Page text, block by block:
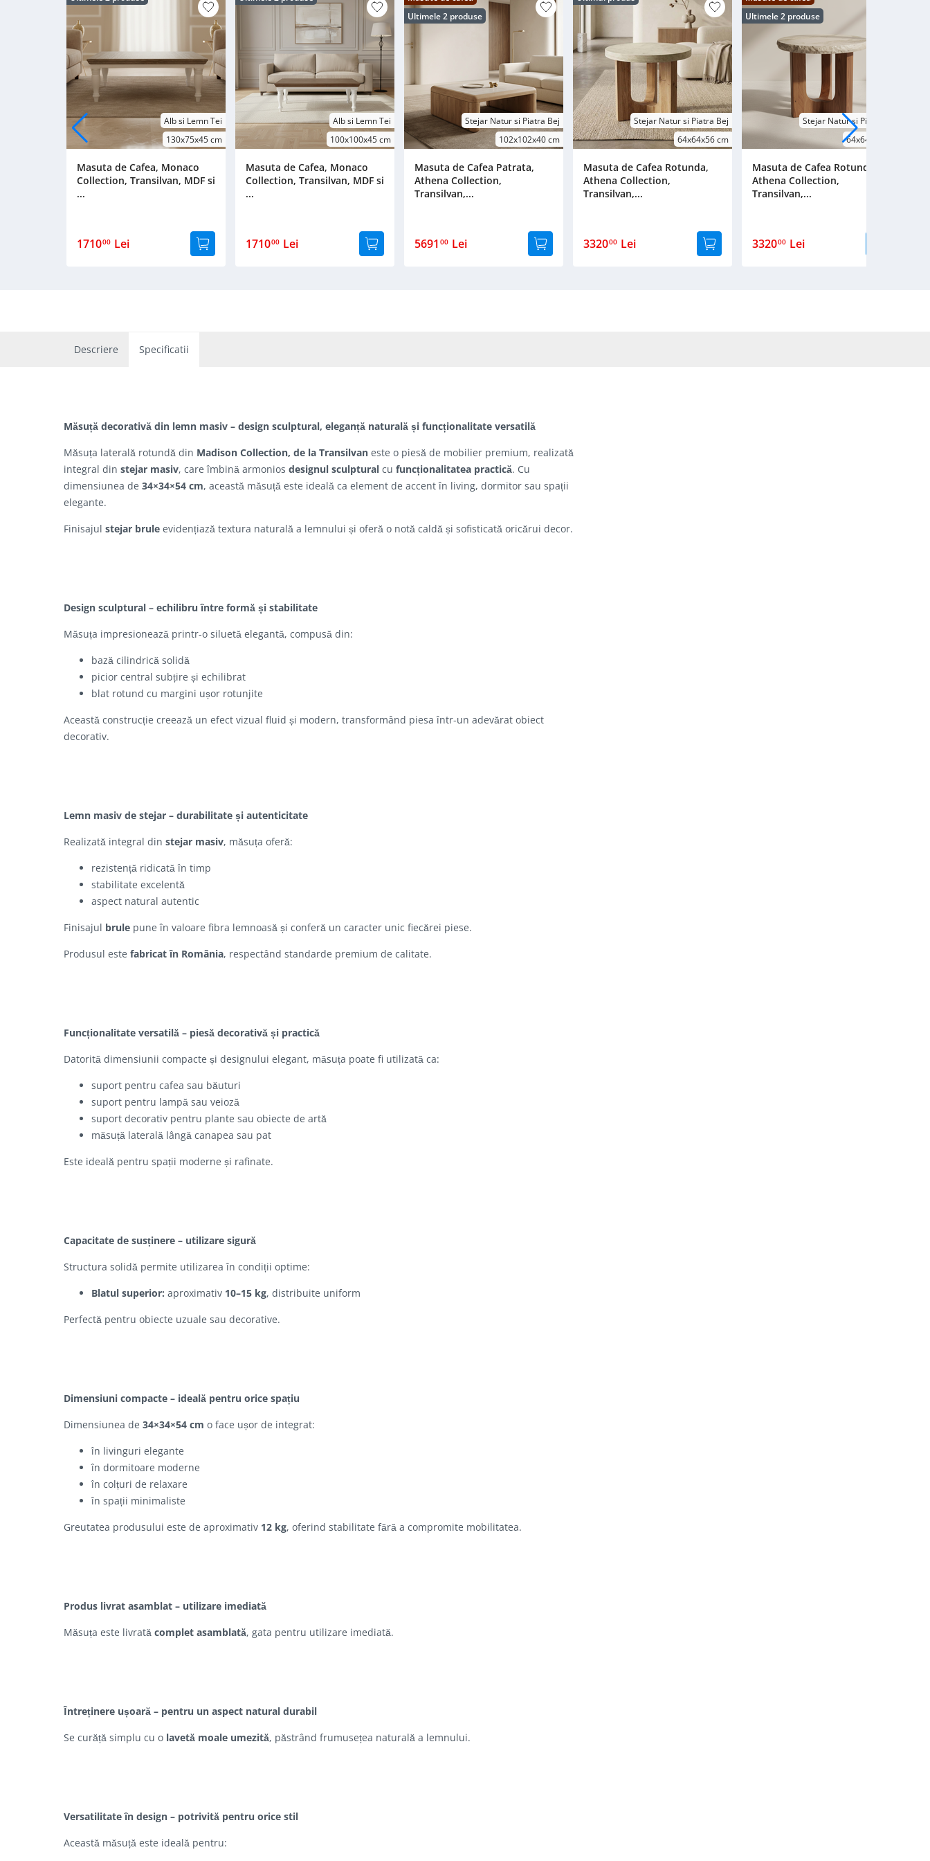
Alb si Lemn Tei
130x75x45 cm
Masuta de Cafea, Monaco
Collection, Transilvan, MDF si
...
171000 Lei
Alb si Lemn Tei
100x100x45 cm
Masuta de Cafea, Monaco
Collection, Transilvan, MDF si
...
171000 Lei
Ultimele 2 produse
Stejar Natur si Piatra Bej
102x102x40 cm
Masuta de Cafea Patrata,
Athena Collection,
Transilvan,...
5691 00 Lei
Stejar Natur si Piatra Bej
64x64x56 cm
Masuta de Cafea Rotunda,
Athena Collection,
Transilvan,...
332000 Lei
Ultimele 2 produse
Stejar Natur si Piatra Bej
64x64x56 cm
Masuta de Cafea Rotunda,
Athena Collection,
Transilvan,...
332000 Lei
Descriere Specificatii
Măsuță decorativă din lemn masiv – design sculptural, eleganță naturală și funcționalitate versatilă
Măsuța laterală rotundă din Madison Collection, de la Transilvan este o piesă de mobilier premium, realizată
integral din stejar masiv, care îmbină armonios designul sculptural cu funcționalitatea practică. Cu
dimensiunea de 34×34×54 cm, această măsuță este ideală ca element de accent în living, dormitor sau spații
elegante.
Finisajul stejar brule evidențiază textura naturală a lemnului și oferă o notă caldă și sofisticată oricărui decor.
Design sculptural – echilibru între formă și stabilitate
Măsuța impresionează printr-o siluetă elegantă, compusă din:
bază cilindrică solidă
picior central subțire și echilibrat
blat rotund cu margini ușor rotunjite
Această construcție creează un efect vizual fluid și modern, transformând piesa într-un adevărat obiect
decorativ.
Lemn masiv de stejar – durabilitate și autenticitate
Realizată integral din stejar masiv, măsuța oferă:
rezistență ridicată în timp
stabilitate excelentă
aspect natural autentic
Finisajul brule pune în valoare fibra lemnoasă și conferă un caracter unic fiecărei piese.
Produsul este fabricat în România, respectând standarde premium de calitate.
Funcționalitate versatilă – piesă decorativă și practică
Datorită dimensiunii compacte și designului elegant, măsuța poate fi utilizată ca:
suport pentru cafea sau băuturi
suport pentru lampă sau veioză
suport decorativ pentru plante sau obiecte de artă
măsuță laterală lângă canapea sau pat
Este ideală pentru spații moderne și rafinate.
Capacitate de susținere – utilizare sigură
Structura solidă permite utilizarea în condiții optime:
Blatul superior: aproximativ 10–15 kg, distribuite uniform
Perfectă pentru obiecte uzuale sau decorative.
Dimensiuni compacte – ideală pentru orice spațiu
Dimensiunea de 34×34×54 cm o face ușor de integrat:
în livinguri elegante
în dormitoare moderne
în colțuri de relaxare
în spații minimaliste
Greutatea produsului este de aproximativ 12 kg, oferind stabilitate fără a compromite mobilitatea.
Produs livrat asamblat – utilizare imediată
Măsuța este livrată complet asamblată, gata pentru utilizare imediată.
Întreținere ușoară – pentru un aspect natural durabil
Se curăță simplu cu o lavetă moale umezită, păstrând frumusețea naturală a lemnului.
Versatilitate în design – potrivită pentru orice stil
Această măsuță este ideală pentru: